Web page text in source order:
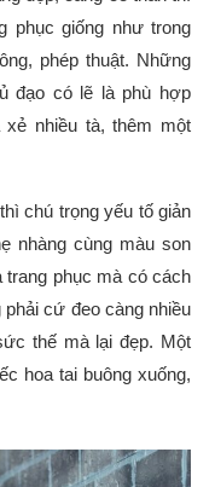
phục giống như trong
phép thuật. Những
đạo có lẽ là phù hợp
nhiều tà, thêm một
chú trọng yếu tố giản
nhàng cùng màu son
trang phục mà có cách
cứ đeo càng nhiều
thế mà lại đẹp. Một
hoa tai buông xuống,